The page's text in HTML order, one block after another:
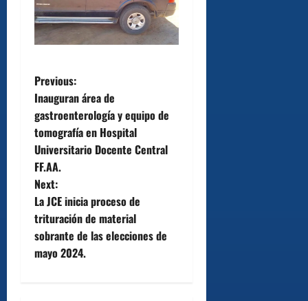
P
o
s
t
n
a
v
Previous:
Inauguran área de
gastroenterología y equipo de
tomografía en Hospital
Universitario Docente Central
FF.AA.
Next:
La JCE inicia proceso de
trituración de material
sobrante de las elecciones de
mayo 2024.